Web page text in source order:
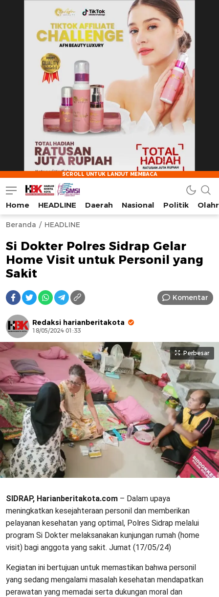
HarianBeritaKota
Mengabarkan Setiap Detil, Sudut, dan Cerita Kota
Home HEADLINE Daerah Nasional Politik
Beranda HEADLINE
Si Dokter Polres Sidrap Gelar
Home Visit untuk Personil yang
Sakit
Komentar
Redaksi harianberitakota
18/05/2024 01:33
Perbesar
SIDRAP, Harianberitakota.com – Dalam upaya
meningkatkan kesejahteraan personil dan memberikan
pelayanan kesehatan yang optimal, Polres Sidrap melalui
program Si Dokter melaksanakan kunjungan rumah (home
visit) bagi anggota yang sakit. Jumat (17/05/24)
Kegiatan ini bertujuan untuk memastikan bahwa personil
yang sedang mengalami masalah kesehatan mendapatkan
perawatan yang memadai serta dukungan moral dan